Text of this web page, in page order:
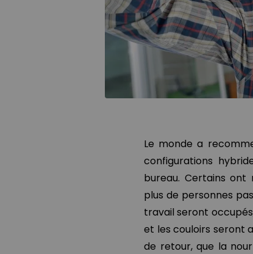
Le monde a
configurations
bureau. Certains ont
plus de personnes
travail seront
et les couloirs seront
de retour, que la